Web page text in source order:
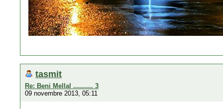
tasmit
Re: Beni Mellal .......... 3
09 novembre 2013, 05:11